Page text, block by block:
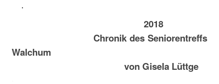
.
2018
Chronik des Seniorentreffs
Walchum
von Gisela Lüttge